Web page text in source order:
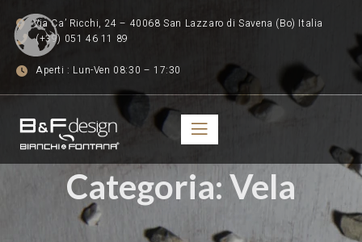
Via Ca’ Ricchi, 24 – 40068 San Lazzaro di Savena (Bo) Italia
(+39) 051 46 11 89
Aperti : Lun-Ven 08:30 – 17:30
Categoria: Vela